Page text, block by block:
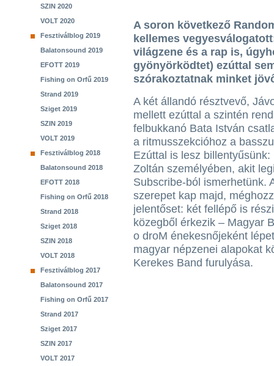
SZIN 2020
VOLT 2020
Fesztiválblog 2019
Balatonsound 2019
EFOTT 2019
Fishing on Orfű 2019
Strand 2019
Sziget 2019
SZIN 2019
VOLT 2019
Fesztiválblog 2018
Balatonsound 2018
EFOTT 2018
Fishing on Orfű 2018
Strand 2018
Sziget 2018
SZIN 2018
VOLT 2018
Fesztiválblog 2017
Balatonsound 2017
Fishing on Orfű 2017
Strand 2017
Sziget 2017
SZIN 2017
VOLT 2017
A soron következő
kellemes
világzene és a rap is,
gyönyörködtet) ezúttal
szórakoztatnak minket
A két állandó résztvevő,
mellett ezúttal a szintén
felbukkanó Bata István
a ritmusszekcióhoz a
Ezúttal is lesz billentyűsünk:
Zoltán személyében, akit
Subscribe-ból ismerhetünk.
szerepet kap majd,
jelentőset: két fellépő is
közegből érkezik – Magyar
o droM énekesnőjeként
magyar népzenei alapokat
Kerekes Band furulyása.